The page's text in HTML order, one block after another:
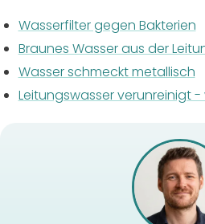
Wasserfilter gegen Bakterien
Braunes Wasser aus der
Wasser schmeckt metallisch
Leitungswasser verunreinigt